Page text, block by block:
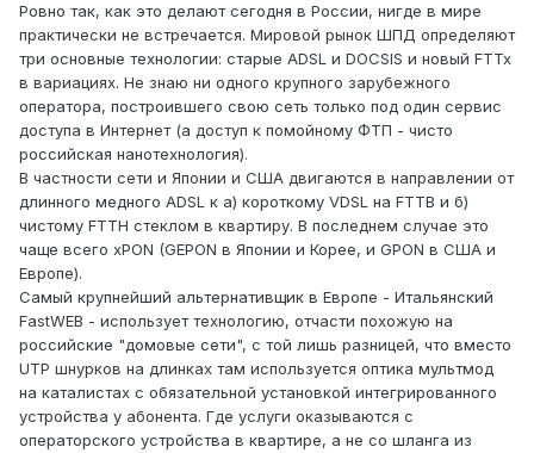
Ровно так, как это делают сегодня в России, нигде в мире
практически не встречается. Мировой рынок ШПД определяют
три основные технологии: старые ADSL и DOCSIS и новый FTTx
в вариациях. Не знаю ни одного крупного зарубежного
оператора, построившего свою сеть только под один сервис
доступа в Интернет (а доступ к помойному ФТП - чисто
российская нанотехнология).
В частности сети и Японии и США двигаются в направлении от
длинного медного ADSL к а) короткому VDSL на FTTB и б)
чистому FTTH стеклом в квартиру. В последнем случае это
чаще всего xPON (GEPON в Японии и Корее, и GPON в США и
Европе).
Самый крупнейший альтернативщик в Европе - Итальянский
FastWEB - использует технологию, отчасти похожую на
российские "домовые сети", с той лишь разницей, что вместо
UTP шнурков на длинках там используется оптика мультмод
на каталистах с обязательной установкой интегрированного
устройства у абонента. Где услуги оказываются с
операторского устройства в квартире, а не со шланга из